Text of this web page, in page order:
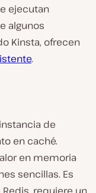
ejecutan
algunos
Kinsta, ofrecen
.
de
en caché.
en memoria
sencillas. Es